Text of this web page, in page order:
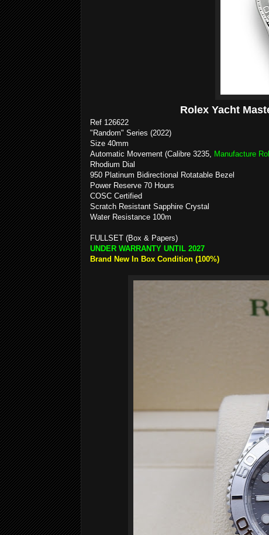
Rolex Yacht
Ref 126622
"Random" Series (2022)
Size 40mm
Automatic Movement (Calibre 3235, Manufacture
Rhodium Dial
950 Platinum Bidirectional Rotatable Bezel
Power Reserve 70 Hours
COSC Certified
Scratch Resistant Sapphire Crystal
Water Resistance 100m
FULLSET (Box & Papers)
UNDER WARRANTY UNTIL 2027
Brand New In Box Condition (100%)